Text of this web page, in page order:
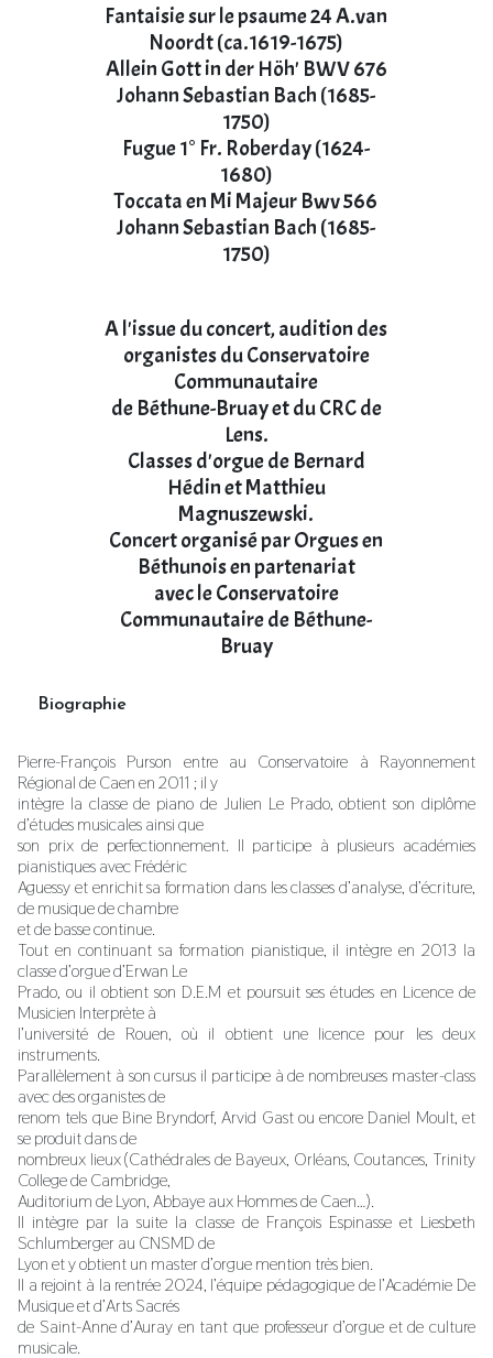
Fantaisie sur le psaume 24 A.van
Noordt (ca.1619-1675)
Allein Gott in der Höh' BWV 676
Johann Sebastian Bach (1685-
1750)
Fugue 1° Fr. Roberday (1624-
1680)
Toccata en Mi Majeur Bwv 566
Johann Sebastian Bach (1685-
1750)
A l'issue du concert, audition des
organistes du Conservatoire
Communautaire
de Béthune-Bruay et du CRC de
Lens.
Classes d'orgue de Bernard
Hédin et Matthieu
Magnuszewski.
Concert organisé par Orgues en
Béthunois en partenariat
avec le Conservatoire
Communautaire de Béthune-
Bruay
Biographie
Pierre-François Purson entre au Conservatoire à Rayonnement
Régional de Caen en 2011 ; il y
intègre la classe de piano de Julien Le Prado, obtient son diplôme
d’études musicales ainsi que
son prix de perfectionnement. Il participe à plusieurs académies
pianistiques avec Frédéric
Aguessy et enrichit sa formation dans les classes d’analyse, d’écriture,
de musique de chambre
et de basse continue.
Tout en continuant sa formation pianistique, il intègre en 2013 la
classe d’orgue d’Erwan Le
Prado, ou il obtient son D.E.M et poursuit ses études en Licence de
Musicien Interprète à
l’université de Rouen, où il obtient une licence pour les deux
instruments.
Parallèlement à son cursus il participe à de nombreuses master-class
avec des organistes de
renom tels que Bine Bryndorf, Arvid Gast ou encore Daniel Moult, et
se produit dans de
nombreux lieux (Cathédrales de Bayeux, Orléans, Coutances, Trinity
College de Cambridge,
Auditorium de Lyon, Abbaye aux Hommes de Caen…).
Il intègre par la suite la classe de François Espinasse et Liesbeth
Schlumberger au CNSMD de
Lyon et y obtient un master d’orgue mention très bien.
Il a rejoint à la rentrée 2024, l’équipe pédagogique de l’Académie De
Musique et d’Arts Sacrés
de Saint-Anne d’Auray en tant que professeur d’orgue et de culture
musicale.